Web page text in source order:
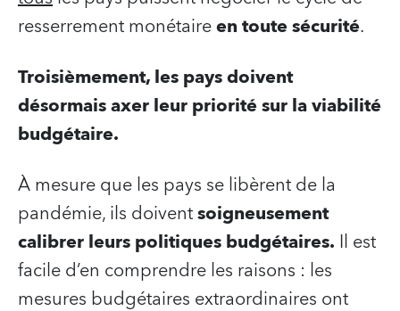
resserrement monétaireen toute sécurité.
Troisièmement, les pays doivent
désormais axer leur priorité sur la viabilité
budgétaire.
À mesure que les pays se libèrent de la
pandémie, ils doiventsoigneusement
calibrer leurs politiques budgétaires. Il est
facile d’en comprendre les raisons : les
mesures budgétaires extraordinaires ont